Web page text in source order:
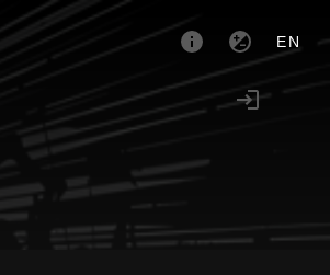
EN